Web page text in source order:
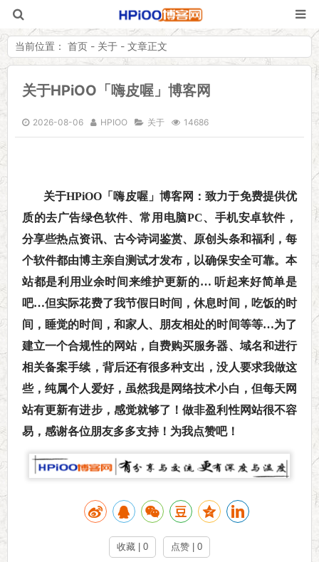
喔」博客网
当前位置： 首页 - 关于 - 文章正文
关于HPiOO「嗨皮喔」博客网
2026-08-06 HPIOO 关于 14686
关于HPiOO「嗨皮喔」博客网：致力于免费提供优
质的去广告绿色软件、常用电脑PC、手机安卓软件，
分享些热点资讯、古今诗词鉴赏、原创头条和福利，每
个软件都由博主亲自测试才发布，以确保安全可靠。本
站都是利用业余时间来维护更新的… 听起来好简单是
吧…但实际花费了我节假日时间，休息时间，吃饭的时
间，睡觉的时间，和家人、朋友相处的时间等等…为了
建立一个合规性的网站，自费购买服务器、域名和进行
相关备案手续，背后还有很多种支出，没人要求我做这
些，纯属个人爱好，虽然我是网络技术小白，但每天网
站有更新有进步，感觉就够了！做非盈利性网站很不容
易，感谢各位朋友多多支持！为我点赞吧！
收藏 | 0 点赞 | 0